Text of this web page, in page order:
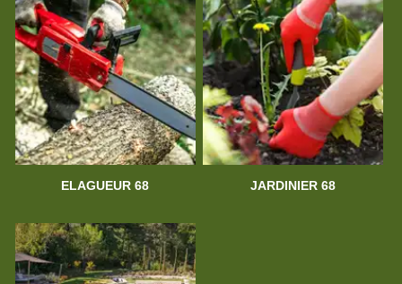
ELAGUEUR 68 JARDINIER 68